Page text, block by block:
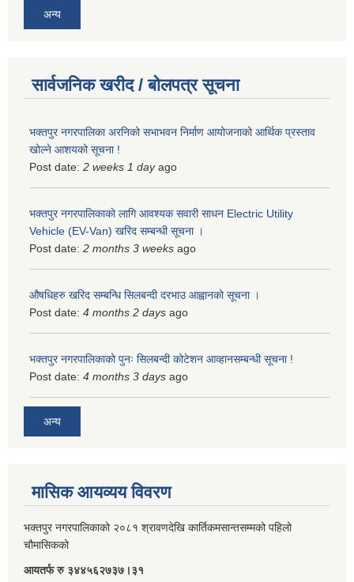
अन्य
सार्वजनिक खरीद / बोलपत्र सूचना
भक्तपुर नगरपालिका अरनिको सभाभवन निर्माण आयोजनाको आर्थिक प्रस्ताव
खोल्ने आशयको सूचना !
Post date: 2 weeks 1 dayago
भक्तपुर नगरपालिकाकाे लागि आवश्यक सवारी साधन Electric Utility
Vehicle (EV-Van) खरिद सम्बन्धी सूचना ।
Post date: 2 months 3 weeks ago
औषधिहरु खरिद सम्बन्धि सिलबन्दी दरभाउ आह्वानको सूचना ।
Post date: 4 months 2 days ago
भक्तपुर नगरपालिकाको पुनः सिलबन्दी कोटेशन आव्हानसम्बन्धी सूचना !
Post date: 4 months 3 days ago
अन्य
मासिक आयव्यय विवरण
भक्तपुर नगरपालिकाको २०८१ श्रावणदेखि कार्तिकमसान्तसम्मको पहिलो
चौमासिकको
आयतर्फ रु‌ ३४४५६२७३७।३१